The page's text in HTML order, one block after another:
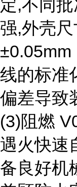
定,不同
强,外壳
±0.05mm
线的标准
偏差导致
(3)阻燃
遇火快速
备良好机